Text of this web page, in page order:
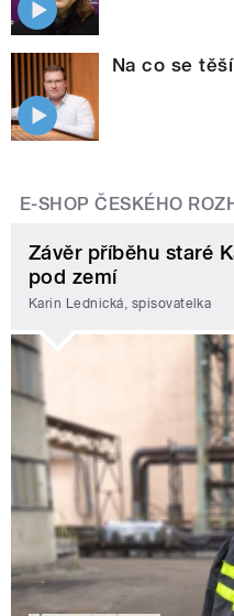
Na co se
E-SHOP ČESKÉHO
Závěr příběhu staré
pod zemí
Karin Lednická, spisovatelka